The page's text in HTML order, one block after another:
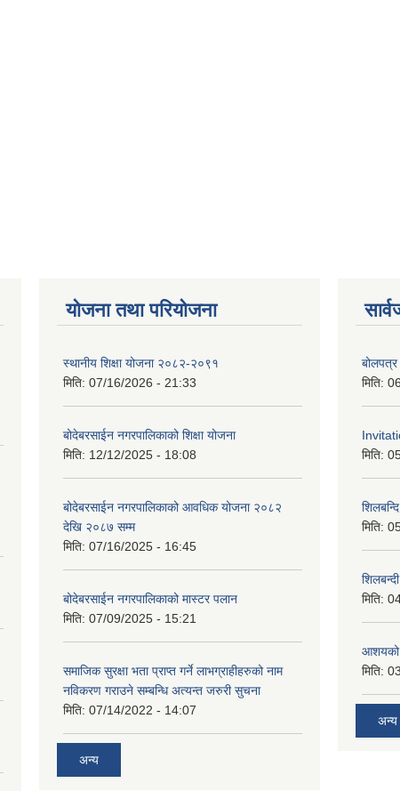
योजना तथा परियोजना
स्थानीय शिक्षा योजना २०८२-२०९१
मिति: 07/16/2026 - 21:33
बोदेबरसाईन नगरपालिकाको शिक्षा योजना
मिति: 12/12/2025 - 18:08
बोदेबरसाईन नगरपालिकाको आवधिक योजना २०८२
देखि २०८७ सम्म
मिति: 07/16/2025 - 16:45
बोदेबरसाईन नगरपालिकाको मास्टर पलान
मिति: 07/09/2025 - 15:21
समाजिक सुरक्षा भता प्राप्त गर्ने लाभग्राहीहरुको नाम
नविकरण गराउने सम्बन्धि अत्यन्त जरुरी सुचना
मिति: 07/14/2022 - 14:07
अन्य
मिति:
मिति:
मिति:
मिति:
आशयको
मिति:
अन्य